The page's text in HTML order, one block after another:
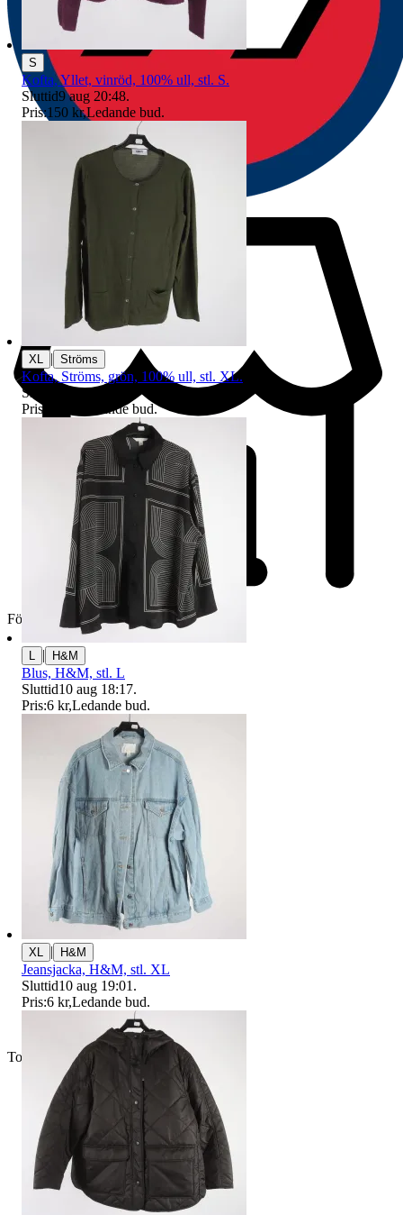
Företag
Toppsäljare
S
Kofta, Yllet, vinröd, 100% ull, stl. S.
Sluttid9 aug 20:48.
Pris:150 kr,Ledande bud.
XL | Ströms
Kofta, Ströms, grön, 100% ull, stl. XL.
Sluttid
9 aug 20:46
Pris:
Ledande bud.
| H&M
Blus, H&M, stl. L
Sluttid10 aug 18:17.
Pris:6 kr,Ledande bud.
XL | H&M
Jeansjacka, H&M, stl. XL
Sluttid10 aug 19:01 .
Pris:6 kr,Ledande bud.